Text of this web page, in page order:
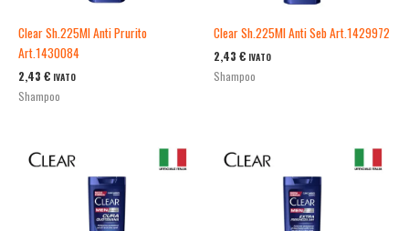
Clear Sh.225Ml Anti Prurito
Art.1430084
2,43 € IVATO
Shampoo
Clear Sh.225Ml Anti Seb Art.1429972
2,43 € IVATO
Shampoo